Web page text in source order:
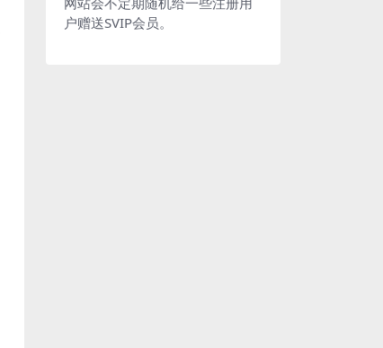
户赠送SVIP会员。